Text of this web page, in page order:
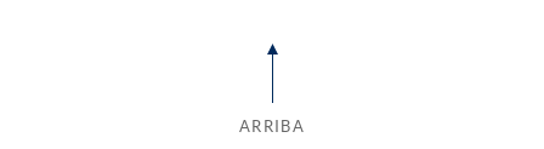
ARRIBA